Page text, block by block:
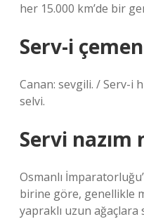
her 15.000 km’de bir
Serv-i
Canan: sevgili. / Serv-i
selvi.
Servi nazım
Osmanlı
birine göre, genellikle
yapraklı uzun ağaçlara